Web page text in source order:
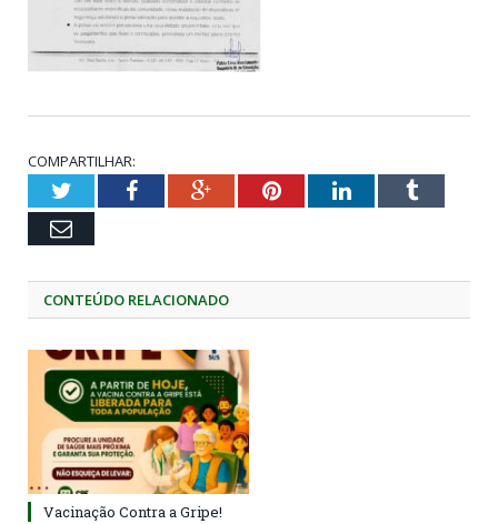
COMPARTILHAR:
TwitterFacebookGoogle+PinterestLinkedInTumblr
Email
CONTEÚDO RELACIONADO
Vacinação Contra a Gripe!